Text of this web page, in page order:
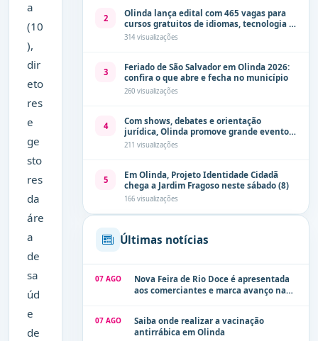
a
(10
),
dir
eto
res
e
ge
sto
res
da
áre
a
de
sa
úd
e
de
2
Olinda lança edital com 465 vagas para
cursos gratuitos de idiomas, tecnologia e
comunicação
314 visualizações
3
Feriado de São Salvador em Olinda 2026:
confira o que abre e fecha no município
260 visualizações
4
Com shows, debates e orientação
jurídica, Olinda promove grande evento
de combate à violência contra a mulher
neste sábado (8)
211 visualizações
5
Em Olinda, Projeto Identidade Cidadã
chega a Jardim Fragoso neste sábado (8)
166 visualizações
Últimas notícias
07 AGO
Nova Feira de Rio Doce é apresentada
aos comerciantes e marca avanço na
07 AGO
Saiba onde realizar a vacinação
antirrábica em Olinda